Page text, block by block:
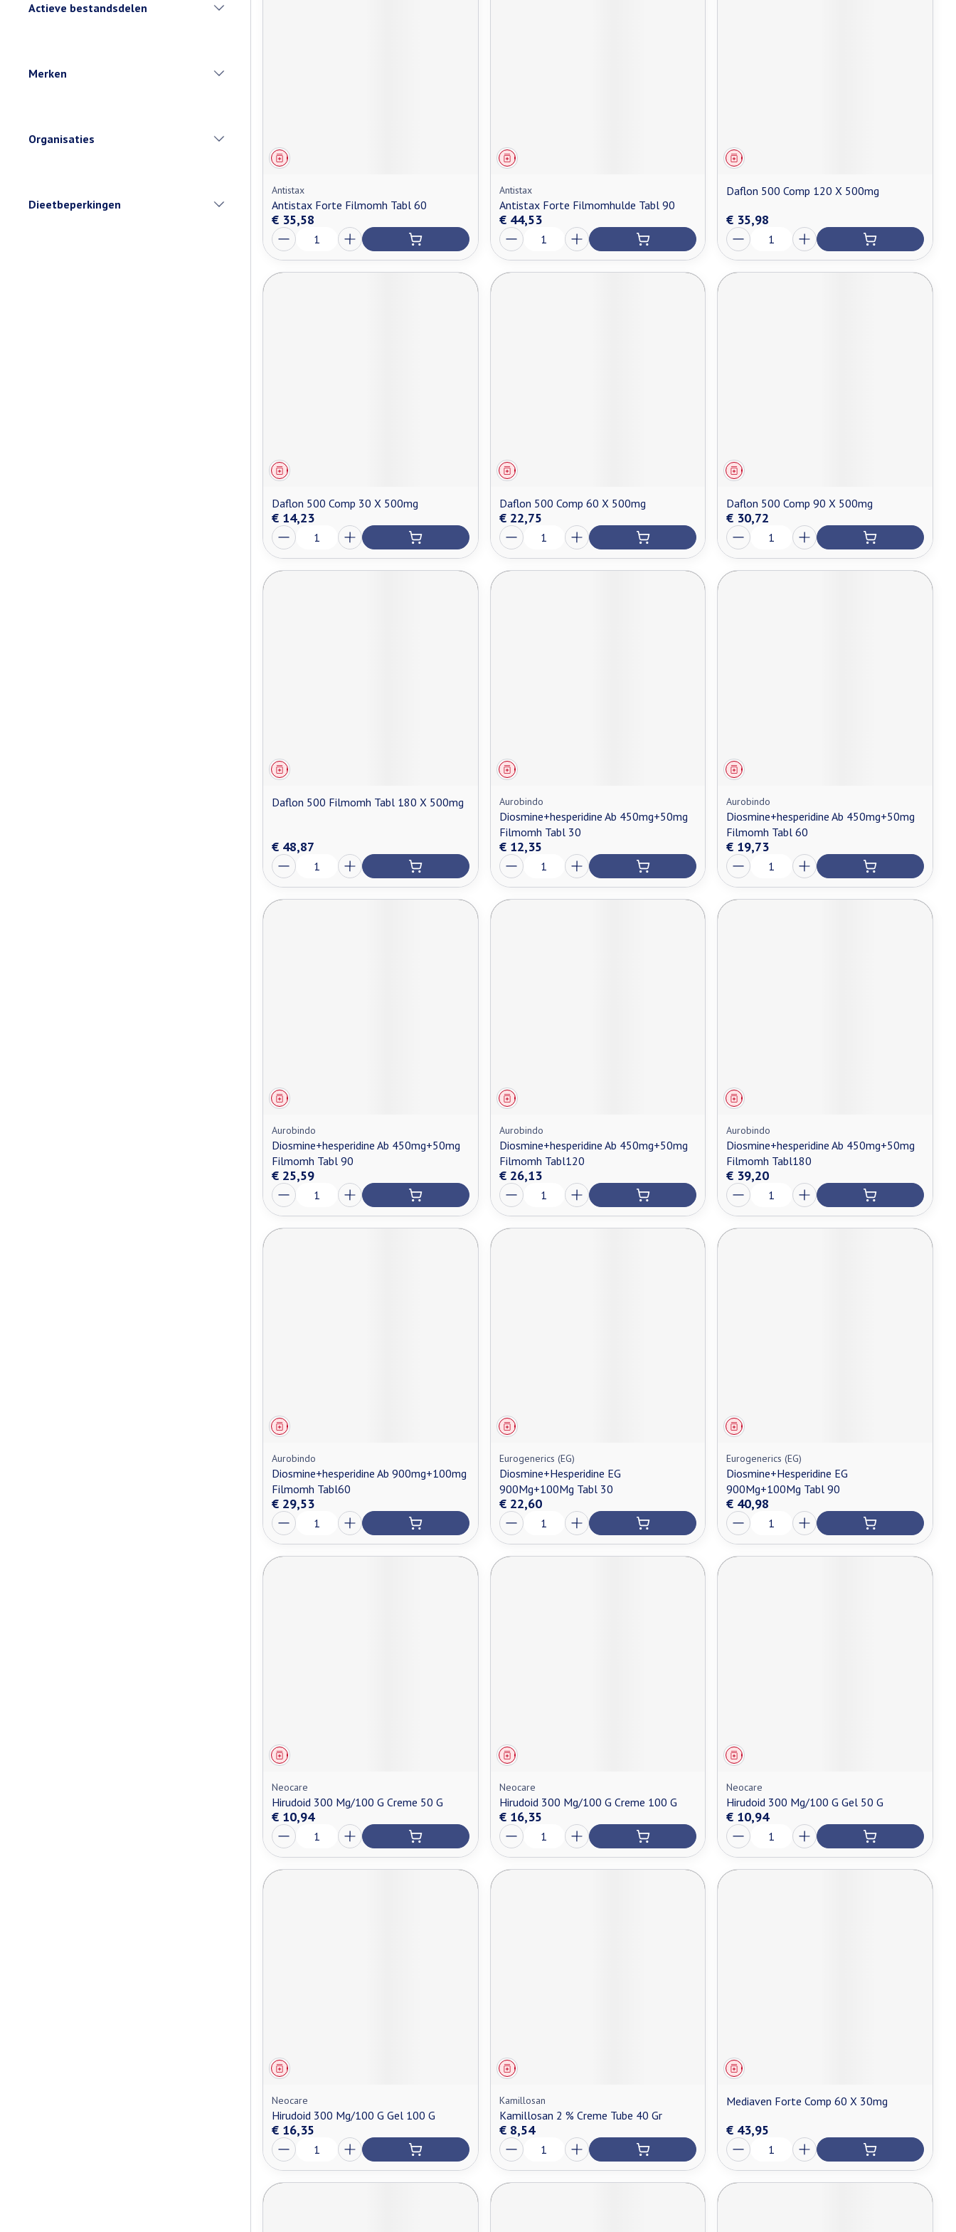
Actieve bestandsdelen
Merken
Organisaties
Dieetbeperkingen
Geneesmiddel
Antistax
Antistax Forte Filmomh Tabl 60
€ 35,58
Aantal
Geneesmiddel
Antistax
Antistax Forte Filmomhulde Tabl 90
€ 44,53
Aantal
Geneesmiddel
Daflon 500 Comp 120 X 500mg
€ 35,98
Aantal
Geneesmiddel
Daflon 500 Comp 30 X 500mg
€ 14,23
Aantal
Geneesmiddel
Daflon 500 Comp 60 X 500mg
€ 22,75
Aantal
Geneesmiddel
Daflon 500 Comp 90 X 500mg
€ 30,72
Aantal
Geneesmiddel
Daflon 500 Filmomh Tabl 180 X 500mg
€ 48,87
Aantal
Geneesmiddel
Aurobindo
Diosmine+hesperidine Ab 450mg+50mg
Filmomh Tabl 30
€ 12,35
Aantal
Geneesmiddel
Aurobindo
Diosmine+hesperidine Ab 450mg+50mg
Filmomh Tabl 60
€ 19,73
Aantal
Geneesmiddel
Aurobindo
Diosmine+hesperidine Ab 450mg+50mg
Filmomh Tabl 90
€ 25,59
Aantal
Geneesmiddel
Aurobindo
Diosmine+hesperidine Ab 450mg+50mg
Filmomh Tabl120
€ 26,13
Aantal
Geneesmiddel
Aurobindo
Diosmine+hesperidine Ab 450mg+50mg
Filmomh Tabl180
€ 39,20
Aantal
Geneesmiddel
Aurobindo
Diosmine+hesperidine Ab 900mg+100mg
Filmomh Tabl60
€ 29,53
Aantal
Geneesmiddel
Eurogenerics (EG)
Diosmine+Hesperidine EG
900Mg+100Mg Tabl 30
€ 22,60
Aantal
Geneesmiddel
Eurogenerics (EG)
Diosmine+Hesperidine EG
900Mg+100Mg Tabl 90
€ 40,98
Aantal
Geneesmiddel
Neocare
Hirudoid 300 Mg/100 G Creme 50 G
€ 10,94
Aantal
Geneesmiddel
Neocare
Hirudoid 300 Mg/100 G Creme 100 G
€ 16,35
Aantal
Geneesmiddel
Neocare
Hirudoid 300 Mg/100 G Gel 50 G
€ 10,94
Aantal
Geneesmiddel
Neocare
Hirudoid 300 Mg/100 G Gel 100 G
€ 16,35
Aantal
Geneesmiddel
Kamillosan
Kamillosan 2 % Creme Tube 40 Gr
€ 8,54
Aantal
Geneesmiddel
Mediaven Forte Comp 60 X 30mg
€ 43,95
Aantal